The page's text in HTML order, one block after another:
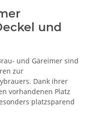
und
und Gäreimer sind
zur
Dank ihrer
vorhandenen Platz
platzsparend